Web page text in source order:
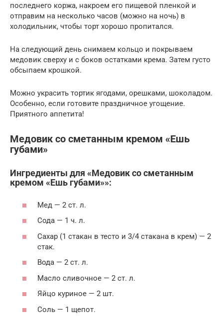
последнего коржа, накроем его пищевой пленкой и
отправим на несколько часов (можно на ночь) в
холодильник, чтобы торт хорошо пропитался.
На следующий день снимаем кольцо и покрываем
медовик сверху и с боков остатками крема. Затем густо
обсыпаем крошкой.
Можно украсить тортик ягодами, орешками, шоколадом.
Особенно, если готовите праздничное угощение.
Приятного аппетита!
Медовик со сметанным кремом «Ешь
губами»
Ингредиенты для «Медовик со сметанным
кремом «Ешь губами»»:
Мед — 2 ст. л.
Сода — 1 ч. л.
Сахар (1 стакан в тесто и 3/4 стакана в крем) — 2
стак.
Вода — 2 ст. л.
Масло сливочное — 2 ст. л.
Яйцо куриное — 2 шт.
Соль — 1 щепот.